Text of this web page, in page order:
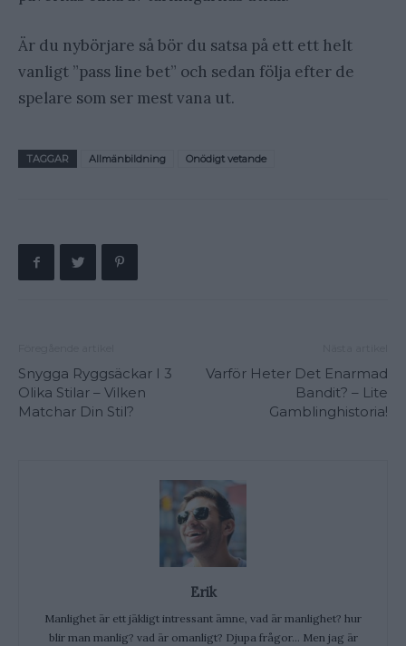
Är du nybörjare så bör du satsa på ett ett helt
vanligt ”pass line bet” och sedan följa efter de
spelare som ser mest vana ut.
TAGGAR Allmänbildning Onödigt vetande
Snygga Ryggsäckar I 3
Olika Stilar – Vilken
Matchar Din Stil?
Varför Heter Det Enarmad
Bandit? – Lite
Gamblinghistoria!
Erik
Manlighet är ett jäkligt intressant ämne, vad är manlighet? hur
blir man manlig? vad är omanligt? Djupa frågor... Men jag är